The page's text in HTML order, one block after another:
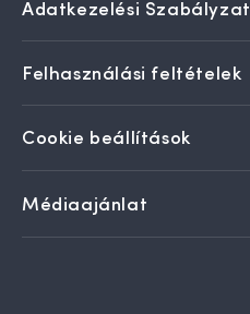
Adatkezelési Szabályzat
Felhasználási feltételek
Cookie beállítások
Médiaajánlat